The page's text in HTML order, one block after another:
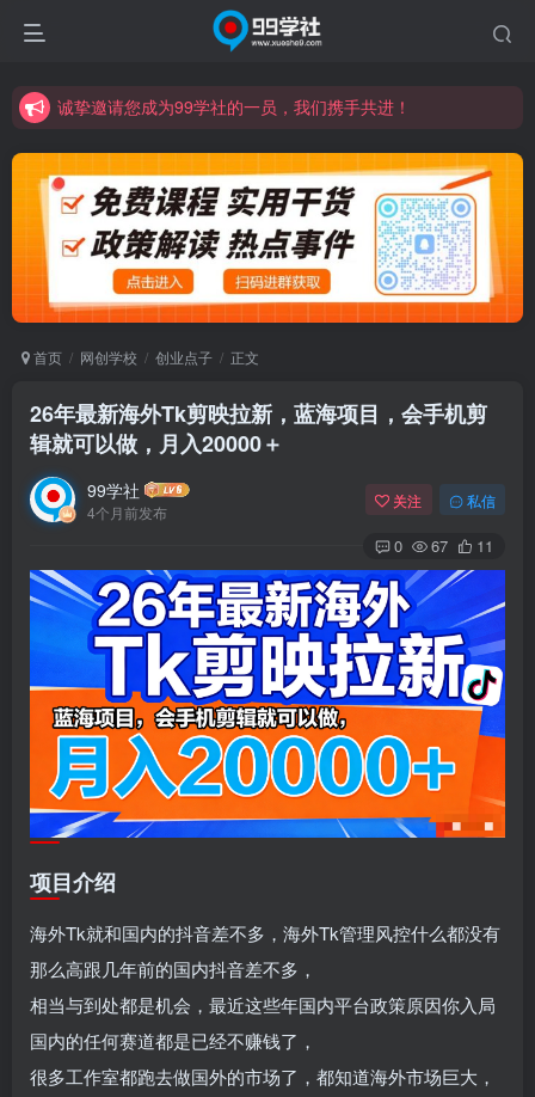
诚挚邀请您成为99学社的一员，我们携手共进！
诚挚邀请您成为99学社的一员，我们携手共进！
学习路上不孤独，99学社与你同行！分享全网优质VIP资源，炒股教程、创业教程、网络营销教程、自媒体短视频教程等，长期更新各大精品创业项目！
首页 网创学校 创业点子 正文
26年最新海外Tk剪映拉新，蓝海项目，会手机剪
辑就可以做，月入20000＋
99学社
4个月前发布
关注 私信
0 67 11
项目介绍
海外Tk就和国内的抖音差不多，海外Tk管理风控什么都没有
那么高跟几年前的国内抖音差不多，
相当与到处都是机会，最近这些年国内平台政策原因你入局
国内的任何赛道都是已经不赚钱了，
很多工作室都跑去做国外的市场了，都知道海外市场巨大，